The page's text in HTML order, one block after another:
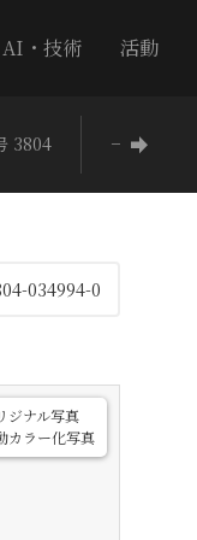
AI・技術 活動
3804 −
034994-0
ジナル写真
カラー化写真